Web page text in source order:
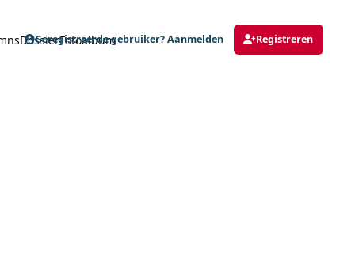
DossierFotoalbum
Geregistreerde gebruiker? Aanmelden Registreren